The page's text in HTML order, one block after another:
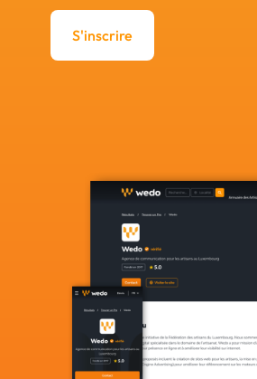
S'inscrire